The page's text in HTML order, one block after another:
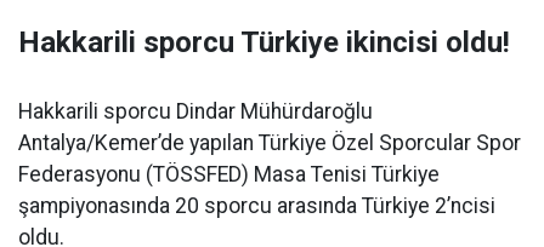
Hakkarili sporcu Türkiye ikincisi oldu!
Hakkarili sporcu Dindar Mühürdaroğlu
Antalya/Kemer’de yapılan Türkiye Özel Sporcular Spor
Federasyonu (TÖSSFED) Masa Tenisi Türkiye
şampiyonasında 20 sporcu arasında Türkiye 2’ncisi
oldu.